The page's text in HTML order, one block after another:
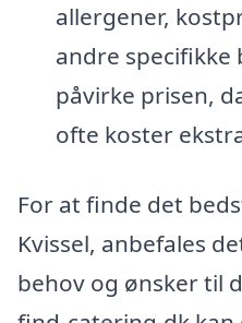
allergener,
andre specifikke
påvirke prisen,
ofte koster
For at finde det
Kvissel, anbefales
behov og ønsker til